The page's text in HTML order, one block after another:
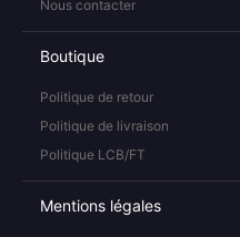
Nous contacter
Boutique
Politique de retour
Politique de livraison
Politique LCB/FT
Mentions légales